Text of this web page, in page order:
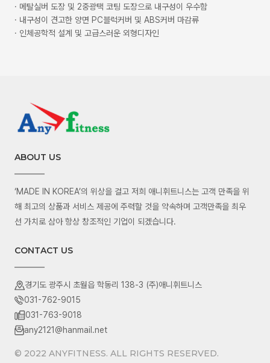
· 메탈실버 도장 및 2중광택 코팅 도장으로 내구성이 우수함
· 내구성이 견고한 양면 PC블럭커버 및 ABS커버 마감류
· 인체공학적 설계 및 고급스러운 외형디자인
ABOUT US
‘MADE IN KOREA’의 위상을 걸고 저희 애니휘트니스는 고객 만족을 위
해 최고의 상품과 서비스 제공에 주력할 것을 약속하며 고객만족을 최우
선 가치로 삼아 항상 창조적인 기업이 되겠습니다.
CONTACT US
경기도 광주시 초월읍 학동리 138-3 (주)애니휘트니스
031-762-9015
031-763-9018
any2121@hanmail.net
© 2022 ANYFITNESS. ALL RIGHTS RESERVED.